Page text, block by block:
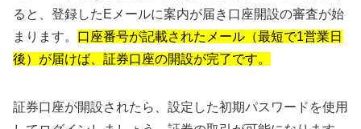
ると、登録したEメールに案内が届き口座開設の審査が始
まります。 口座番号が記載されたメール（最短で1営業日
後）が届けば、証券口座の開設が完了です。
証券口座が開設されたら、設定した初期パスワードを使用